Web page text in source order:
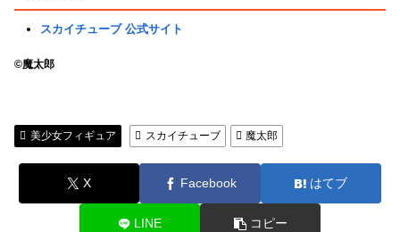
スカイチューブ 公式サイト
©魔太郎
美少女フィギュア スカイチューブ 魔太郎
X Facebook はてブ
LINE コピー